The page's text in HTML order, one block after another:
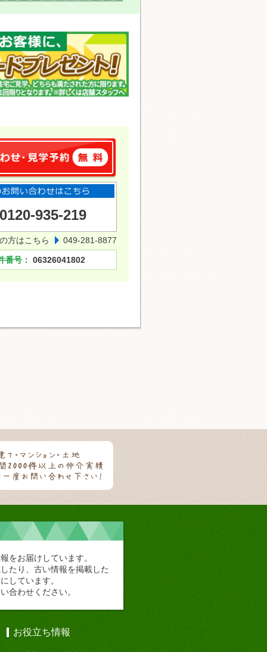
0120-935-219
方はこちら 049-281-8877
番号： 06326041802
をお届けしています。
たり、古い情報を掲載した
しています。
合わせください。
お役立ち情報